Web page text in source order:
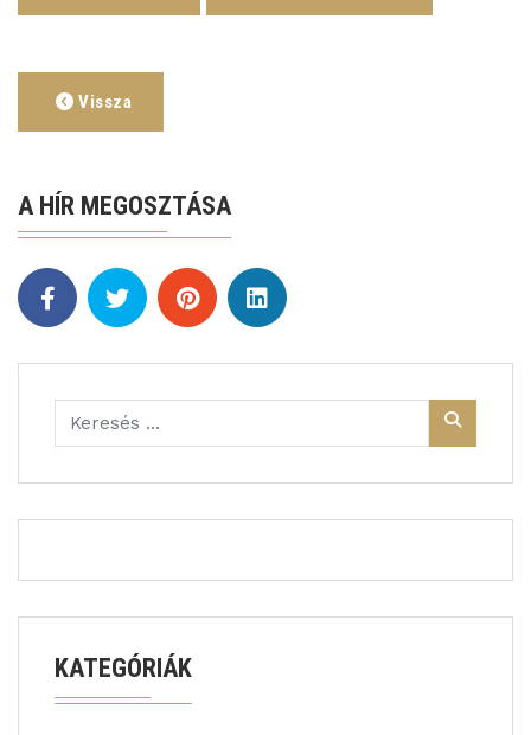
Vissza
A HÍR MEGOSZTÁSA
KATEGÓRIÁK